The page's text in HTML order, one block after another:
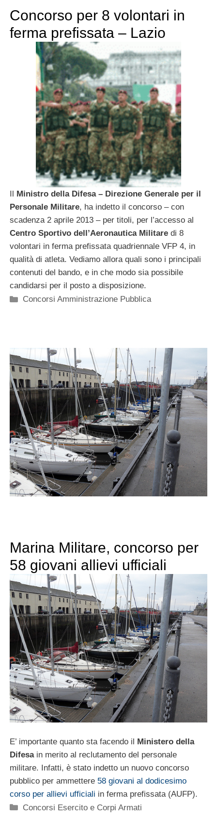
Concorso per 8 volontari in
ferma prefissata – Lazio
Ministro della Difesa – Direzione Generale per il
Personale Militare, ha indetto il concorso – con
scadenza 2 aprile 2013 – per titoli, per l’accesso al
Centro Sportivo dell’Aeronautica Militare di 8
volontari in ferma prefissata quadriennale VFP 4, in
qualità di atleta. Vediamo allora quali sono i principali
contenuti del bando, e in che modo sia possibile
candidarsi per il posto a disposizione.
Categorie
Concorsi Amministrazione Pubblica
Marina Militare, concorso per
58 giovani allievi ufficiali
E’ importante quanto sta facendo il Ministero della
Difesain merito al reclutamento del personale
militare. Infatti, è stato indetto un nuovo concorso
pubblico per ammettere 58 giovani al dodicesimo
corso per allievi ufficiali in ferma prefissata (AUFP).
Categorie
Concorsi Esercito e Corpi Armati